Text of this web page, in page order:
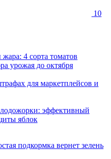
10
4 сорта томатов
урожая до октября
для маркетплейсов и
эффективный
яблок
подкормка вернет зелень